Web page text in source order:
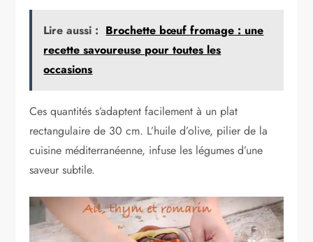
Lire aussi : Brochette bœuf fromage : une
recette savoureuse pour toutes les
occasions
Ces quantités s’adaptent facilement à un plat
rectangulaire de 30 cm. L’huile d’olive, pilier de la
cuisine méditerranéenne, infuse les légumes d’une
saveur subtile.